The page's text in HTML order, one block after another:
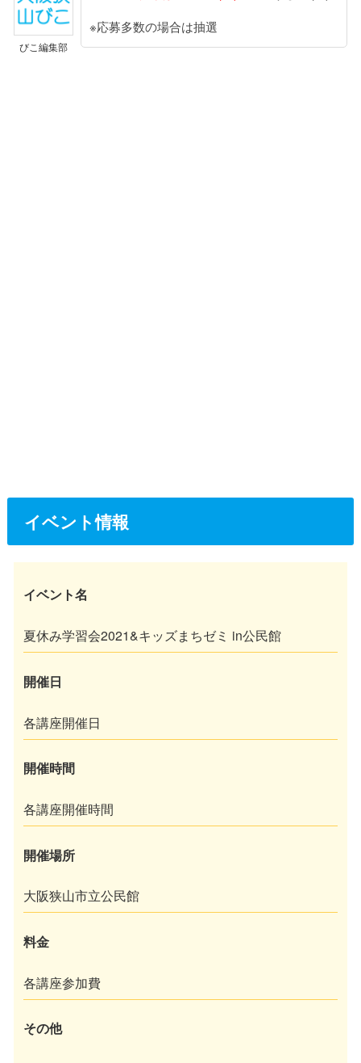
びこ編集部
※応募多数の場合は抽選
イベント情報
イベント名
夏休み学習会2021&キッズまちゼミ in公民館
開催日
各講座開催日
開催時間
各講座開催時間
開催場所
大阪狭山市立公民館
料金
各講座参加費
その他